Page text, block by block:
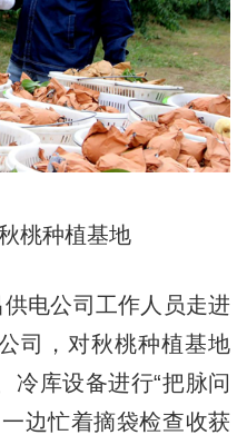
桃种植基地
电公司工作人员走进
司，对秋桃种植基地
冷库设备进行“把脉问
边忙着摘袋检查收获